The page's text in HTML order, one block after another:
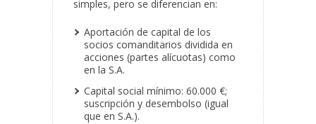
simples, pero se diferencian en:
Aportación de capital de los
socios comanditarios dividida en
acciones (partes alícuotas) como
en la S.A.
Capital social mínimo: 60.000 €;
suscripción y desembolso (igual
que en S.A.).